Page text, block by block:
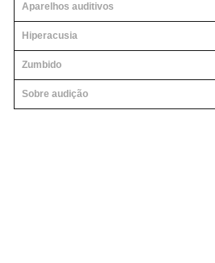
Aparelhos auditivos
Hiperacusia
Zumbido
Sobre audição